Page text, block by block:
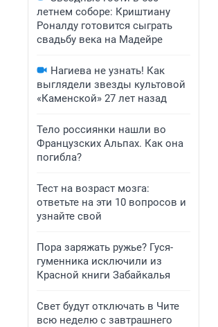
летнем соборе: Криштиану
Роналду готовится сыграть
свадьбу века на Мадейре
Нагиева не узнать! Как
выглядели звезды культовой
«Каменской» 27 лет назад
Тело россиянки нашли во
Французских Альпах. Как она
погибла?
Тест на возраст мозга:
ответьте на эти 10 вопросов и
узнайте свой
Пора заряжать ружье? Гуся-
гуменника исключили из
Красной книги Забайкалья
Свет будут отключать в Чите
всю неделю с завтрашнего